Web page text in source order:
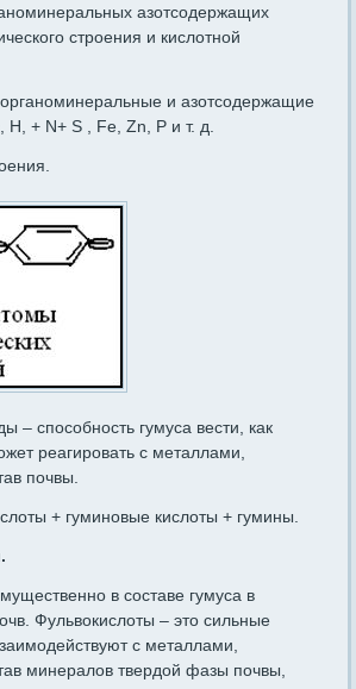
азотсодержащих
строения и кислотной
органоминеральные и азотсодержащие
H, + N+ S , Fe, Zn, P и т. д.
– способность гумуса вести, как
реагировать с металлами,
почвы.
+ гуминовые кислоты + гумины.
в составе гумуса в
Фульвокислоты – это сильные
с металлами,
минералов твердой фазы почвы,